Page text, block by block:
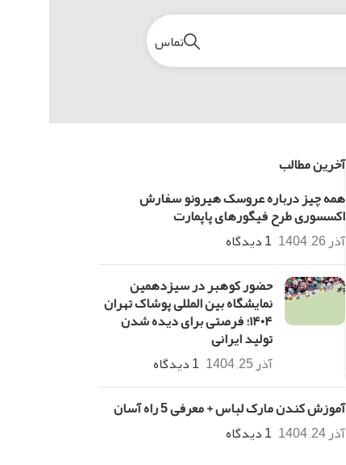
تماس
آخرین مطالب
همه چیز درباره عروسک هیرونو سفارش
اکسسوری طرح فیگورهای پاپمارت
آذر 26, 1404
1 دیدگاه
حضور کوهبر در سیزدهمین
نمایشگاه بین المللی پوشاک تهران
۱۴۰۴؛ فرصتی برای دیده شدن
تولید ایرانی
آذر 25, 1404
1 دیدگاه
آموزش کندن مارک لباس + معرفی 5 راه آسان
آذر 24, 1404
1 دیدگاه